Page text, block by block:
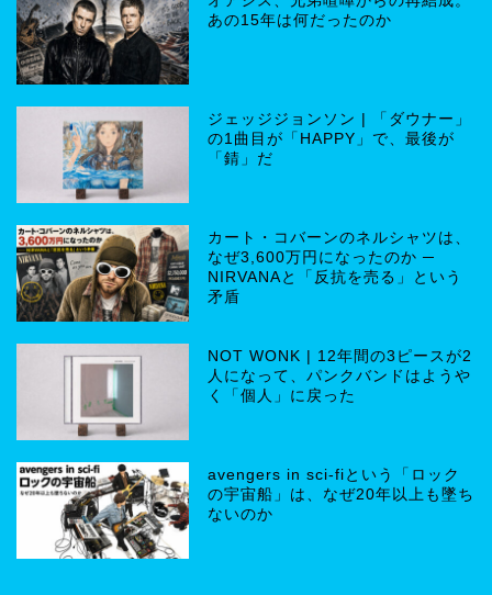
あの15年は何だったのか
ジェッジジョンソン | 「ダウナー」
の1曲目が「HAPPY」で、最後が
「錆」だ
カート・コバーンのネルシャツは、
なぜ3,600万円になったのか ─
NIRVANAと「反抗を売る」という
矛盾
NOT WONK | 12年間の3ピースが2
人になって、パンクバンドはようや
く「個人」に戻った
avengers in sci-fiという「ロック
の宇宙船」は、なぜ20年以上も墜ち
ないのか